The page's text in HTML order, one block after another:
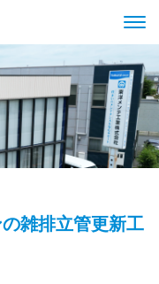
雑排立管更新工